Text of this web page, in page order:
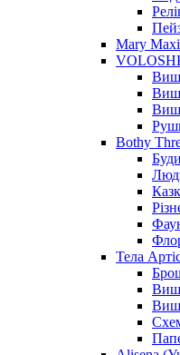
Mary
Bothy
Тела